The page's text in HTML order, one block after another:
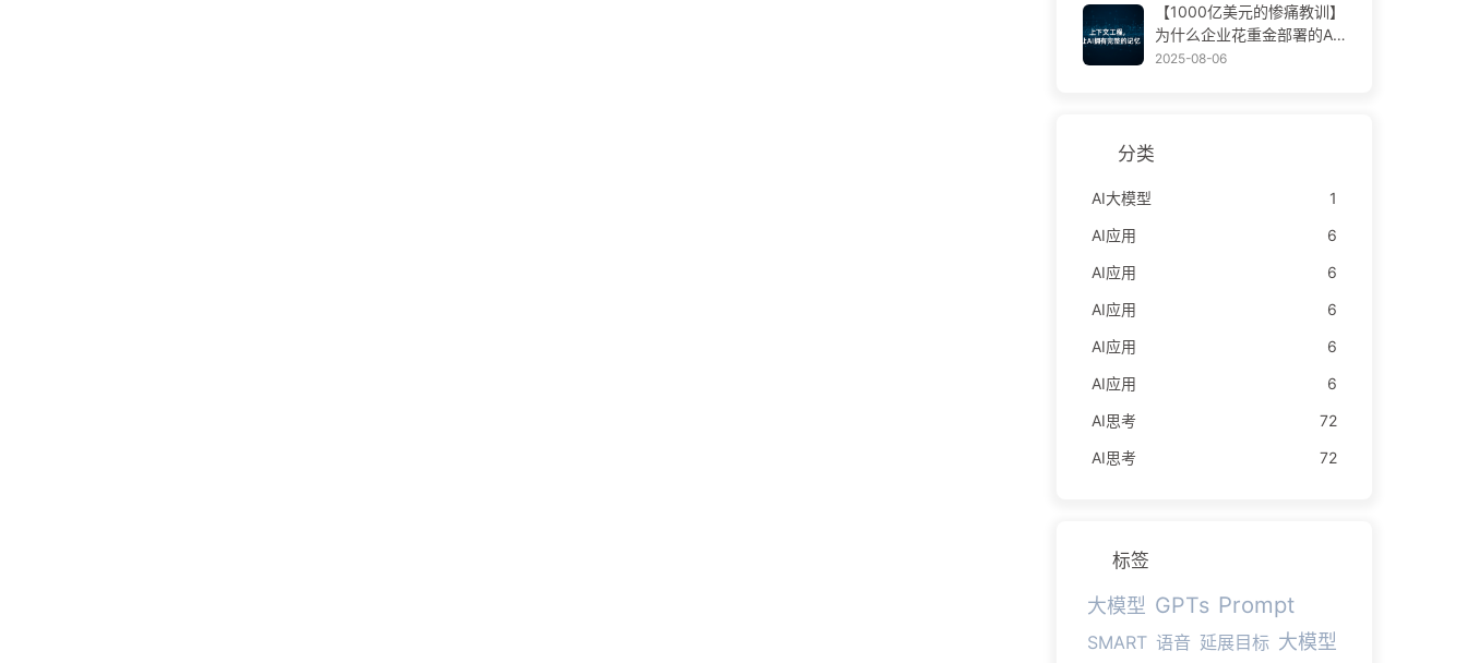
学AI170
【1000亿美元的惨痛教训】
为什么企业花重金部署的AI
助手，总在关键时刻“失
2025-08-06
分类
AI大模型
1
AI应用
6
AI应用
6
AI应用
6
AI应用
6
AI应用
6
AI思考
72
AI思考
72
标签
大模型 GPTs Prompt
SMART 语音 延展目标 大模型